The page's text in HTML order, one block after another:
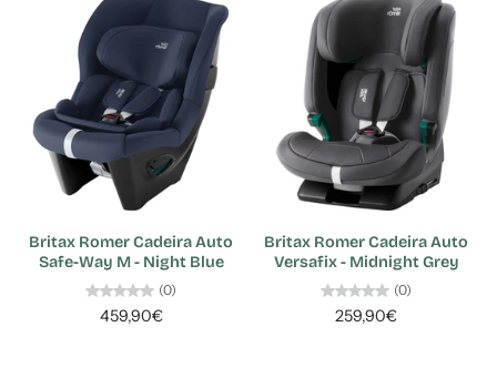
Britax Romer Cadeira Auto
Safe-Way M - Night Blue
(0)
459,90€
Britax Romer Cadeira Auto
Versafix - Midnight Grey
(0)
259,90€